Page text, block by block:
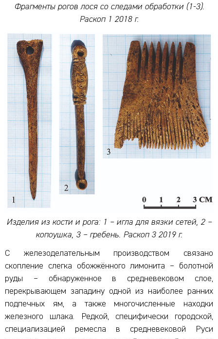
Фрагменты рогов лося со следами обработки (1-3).
Раскоп 1 2018 г.
Изделия из кости и рога: 1 – игла для вязки сетей, 2 –
копоушка, 3 – гребень. Раскоп 3 2019 г.
С железоделательным производством связано
скопление слегка обожжённого лимонита – болотной
руды – обнаруженное в средневековом слое,
перекрывающем западину одной из наиболее ранних
подпечных ям, а также многочисленные находки
железного шлака. Редкой, специфически городской,
специализацией ремесла в средневековой Руси